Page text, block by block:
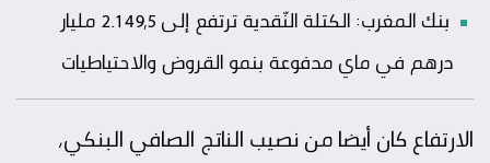
بنك المغرب: الكتلة النّقدية ترتفع إلى 2.149,5 مليار
درهم في ماي مدفوعة بنمو القروض والاحتياطيات
الارتفاع كان أيضا من نصيب الناتج الصافي البنكي،